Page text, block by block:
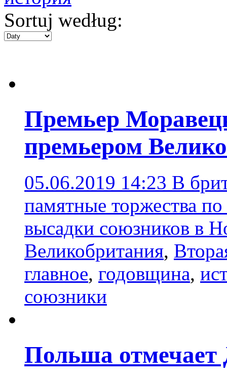
Sortuj według:
Премьер
премьером
05.06.2019 14:23 В
памятные торжества
высадки союзников в
Великобритания,
главное, годовщина,
союзники
Польша отмечает